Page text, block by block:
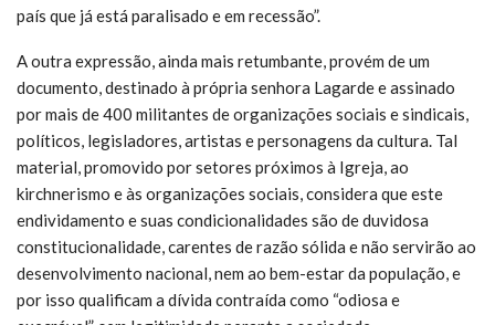
país que já está paralisado e em recessão”.
A outra expressão, ainda mais retumbante, provém de um
documento, destinado à própria senhora Lagarde e assinado
por mais de 400 militantes de organizações sociais e sindicais,
políticos, legisladores, artistas e personagens da cultura. Tal
material, promovido por setores próximos à Igreja, ao
kirchnerismo e às organizações sociais, considera que este
endividamento e suas condicionalidades são de duvidosa
constitucionalidade, carentes de razão sólida e não servirão ao
desenvolvimento nacional, nem ao bem-estar da população, e
por isso qualificam a dívida contraída como “odiosa e